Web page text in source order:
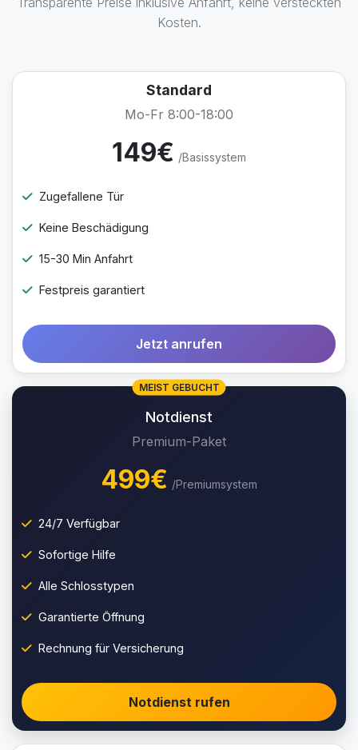
Kosten.
Standard
Mo-Fr 8:00-18:00
149€ /Basissystem
Zugefallene Tür
Keine Beschädigung
15-30 Min Anfahrt
Festpreis garantiert
Jetzt anrufen
MEIST GEBUCHT
Notdienst
Premium-Paket
499€ /Premiumsystem
24/7 Verfügbar
Sofortige Hilfe
Alle Schlosstypen
Garantierte Öffnung
Rechnung für Versicherung
Notdienst rufen